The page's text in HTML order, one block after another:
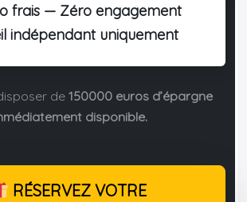
frais — Zéro engagement
indépendant uniquement
de 150000 euros d’épargne
disponible.
RÉSERVEZ VOTRE